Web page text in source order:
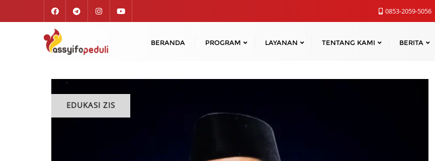
0853-2059-5056
BERANDA PROGRAM LAYANAN TENTANG KAMI BERITA
EDUKASI ZIS